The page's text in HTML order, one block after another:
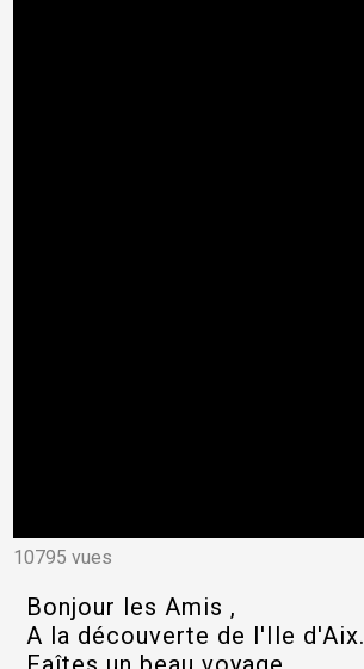
10795 vues
Bonjour les Amis ,
A la découverte de l'Ile d'Aix.